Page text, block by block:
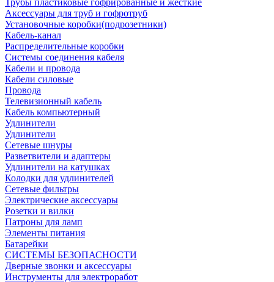
Трубы пластиковые гофрированные и жесткие
Аксессуары для труб и гофротруб
Установочные коробки(подрозетники)
Кабель-канал
Распределительные коробки
Системы соединения кабеля
Кабели и провода
Кабели силовые
Провода
Телевизионный кабель
Кабель компьютерный
Удлинители
Удлинители
Сетевые шнуры
Разветвители и адаптеры
Удлинители на катушках
Колодки для удлинителей
Сетевые фильтры
Электрические аксессуары
Розетки и вилки
Патроны для ламп
Элементы питания
Батарейки
СИСТЕМЫ БЕЗОПАСНОСТИ
Дверные звонки и аксессуары
Инструменты для электроработ